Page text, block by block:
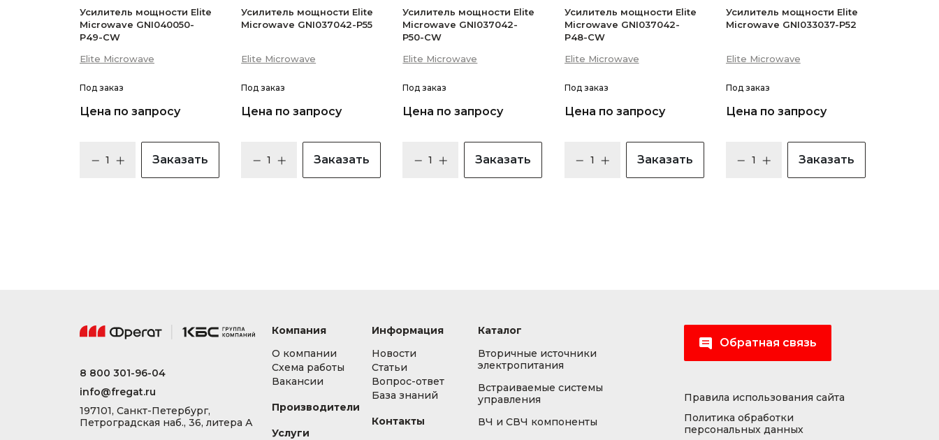
Усилитель мощности Elite
Microwave GNI040050-
P49-CW
Elite Microwave
Под заказ
Цена по запросу
Заказать
Усилитель мощности Elite
Microwave GNI037042-P55
Elite Microwave
Под заказ
Цена по запросу
Заказать
Усилитель мощности Elite
Microwave GNI037042-
P50-CW
Elite Microwave
Под заказ
Цена по запросу
Заказать
Усилитель мощности Elite
Microwave GNI037042-
P48-CW
Elite Microwave
Под заказ
Цена по запросу
Заказать
Усилитель мощности Elite
Microwave GNI033037-P52
Elite Microwave
Под заказ
Цена по запросу
Заказать
8 800 301-96-04
info@fregat.ru
197101, Санкт-Петербург,
Петроградская наб., 36, литера А
Компания
О компании
Схема работы
Вакансии
Производители
Услуги
Информация
Новости
Статьи
Вопрос-ответ
База знаний
Контакты
Каталог
Вторичные источники
электропитания
Встраиваемые системы
управления
ВЧ и СВЧ компоненты
Обратная связь
Правила использования сайта
Политика обработки
персональных данных